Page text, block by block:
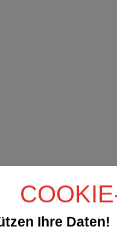
Ihre Daten!